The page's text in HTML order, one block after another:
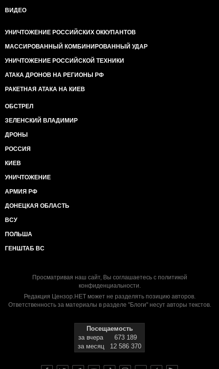
ВИДЕО
УНИЧТОЖЕНИЕ РОССИЙСКИХ ОККУПАНТОВ
МАССИРОВАННЫЙ КОМБИНИРОВАННЫЙ УДАР
УНИЧТОЖЕНИЕ РОССИЙСКОЙ ТЕХНИКИ
АТАКА ДРОНОВ НА РЕГИОНЫ РФ
РАКЕТНАЯ АТАКА НА КИЕВ
ОБСТРЕЛ
ЗЕЛЕНСКИЙ ВЛАДИМИР
ДРОНЫ
РОССИЯ
КИЕВ
УНИЧТОЖЕНИЕ
АРМИЯ РФ
ДОНЕЦКАЯ ОБЛАСТЬ
ВСУ
ПОЛЬША
ГЕНШТАБ ВС
Просматривая наш сайт, Вы соглашаетесь с политикой
конфиденциальности.
Редакция Цензор.НЕТ может не разделять позицию авторов.
Ответственность за материалы в разделе "Блоги" несут авторы текстов.
Посещаемость
за вчера
673 189
за месяц
12 586 370